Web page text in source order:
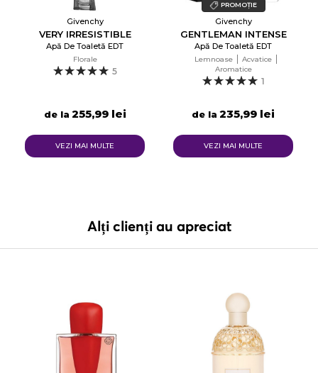
Givenchy
VERY IRRESISTIBLE
Apă De Toaletă EDT
Florale
5
de la 255,99 lei
VEZI MAI MULTE
PROMOȚIE
Givenchy
GENTLEMAN INTENSE
Apă De Toaletă EDT
Lemnoase
Acvatice
Aromatice
1
de la 235,99 lei
VEZI MAI MULTE
Alți clienți au apreciat